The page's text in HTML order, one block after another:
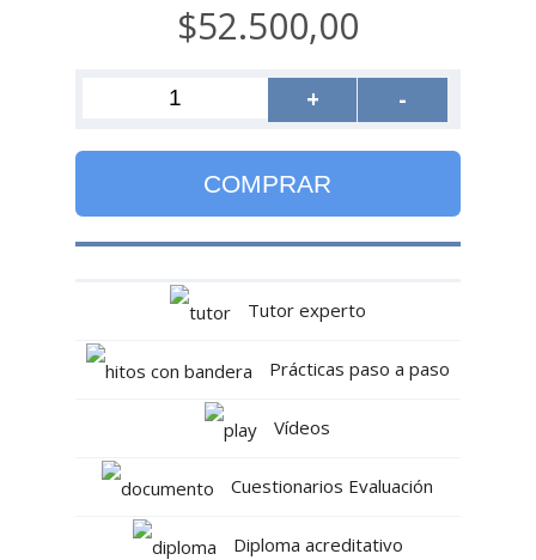
$52.500,00
+ -
COMPRAR
Tutor experto
Prácticas paso a paso
Vídeos
Cuestionarios Evaluación
Diploma acreditativo